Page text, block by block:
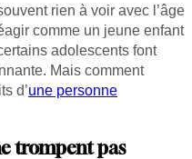
rien à voir avec l’âge
comme un jeune enfant
adolescents font
Mais comment
d’une personne
trompent pas